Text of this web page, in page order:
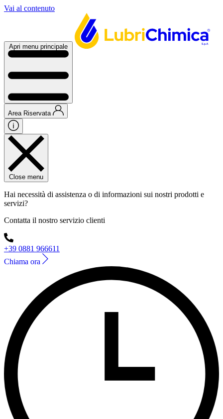
Vai al contenuto
Apri menu principale
Area Riservata
Close menu
Hai necessità di assistenza o di informazioni sui nostri prodotti e
servizi?
Contatta il nostro servizio clienti
+39 0881 966611
Chiama ora